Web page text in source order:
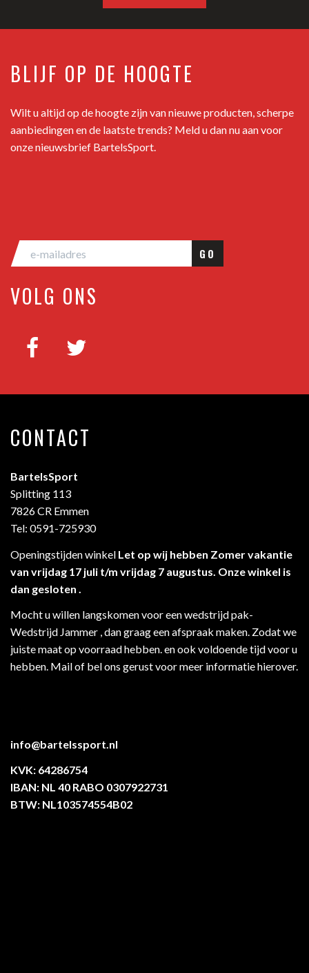
BLIJF OP DE HOOGTE
Wilt u altijd op de hoogte zijn van nieuwe producten, scherpe
aanbiedingen en de laatste trends? Meld u dan nu aan voor
onze nieuwsbrief BartelsSport.
GO
VOLG ONS
CONTACT
BartelsSport
Splitting 113
7826 CR Emmen
Tel: 0591-725930
Openingstijden winkel Let op wij hebben Zomer vakantie
van vrijdag 17 juli t/m vrijdag 7 augustus. Onze winkel is
dan gesloten .
Mocht u willen langskomen voor een wedstrijd pak-
Wedstrijd Jammer , dan graag een afspraak maken. Zodat we
juiste maat op voorraad hebben. en ook voldoende tijd voor u
hebben. Mail of bel ons gerust voor meer informatie hierover.
info@bartelssport.nl
KVK: 64286754
IBAN: NL 40 RABO 0307922731
BTW: NL103574554B02